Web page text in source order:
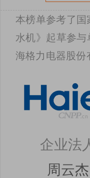
本榜单参考了国
水机》起草参
海格力电器股份
限公司、广东
麦克维尔空调
效之星”产品目
投票、网民口
企业法
周云杰